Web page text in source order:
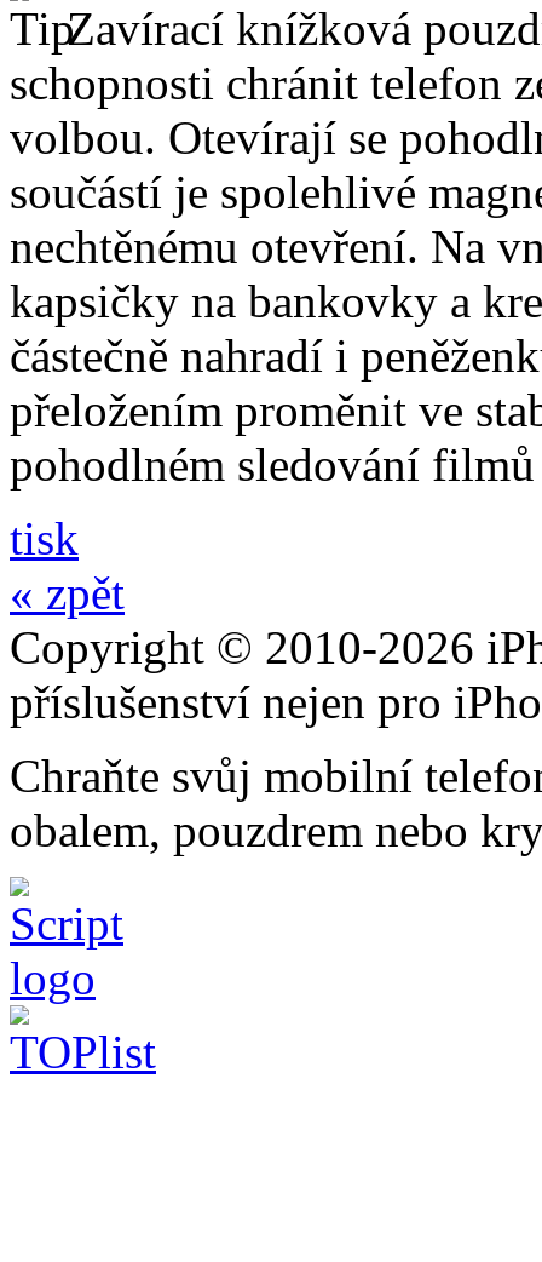
Zavírací knížková
schopnosti chránit telefon
volbou. Otevírají se
součástí je spolehlivé
nechtěnému otevření. Na
kapsičky na bankovky a
částečně nahradí i
přeložením proměnit ve
pohodlném sledování
tisk
« zpět
Copyright © 2010-2026
příslušenství nejen pro
Chraňte svůj mobilní
obalem, pouzdrem nebo